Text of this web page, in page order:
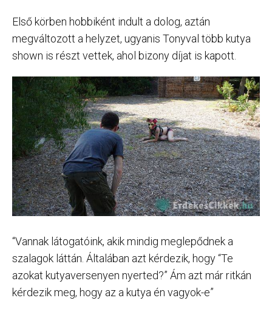
Első körben hobbiként indult a dolog, aztán
megváltozott a helyzet, ugyanis Tonyval több kutya
shown is részt vettek, ahol bizony díjat is kapott.
“Vannak látogatóink, akik mindig meglepődnek a
szalagok láttán. Általában azt kérdezik, hogy “Te
azokat kutyaversenyen nyerted?” Ám azt már ritkán
kérdezik meg, hogy az a kutya én vagyok-e”